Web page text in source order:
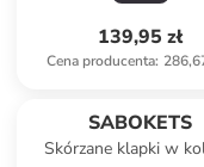
139,95 zł
Cena producenta:
SABOKETS
Skórzane klapki w